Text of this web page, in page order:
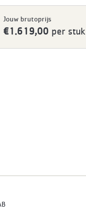
Jouw brutoprijs
€1.619,00 per stuk